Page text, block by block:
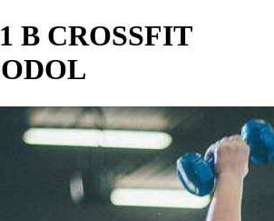
В CROSSFIT